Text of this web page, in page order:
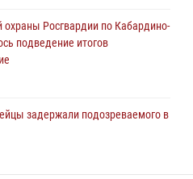
Росгвардии по Кабардино-
подведение итогов
задержали подозреваемого в